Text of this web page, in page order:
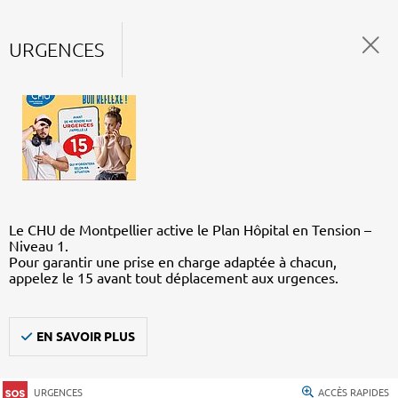
URGENCES
Le CHU de Montpellier active le Plan Hôpital en Tension –
Niveau 1.
Pour garantir une prise en charge adaptée à chacun,
appelez le 15 avant tout déplacement aux urgences.
EN SAVOIR PLUS
URGENCES ACCÈS RAPIDES